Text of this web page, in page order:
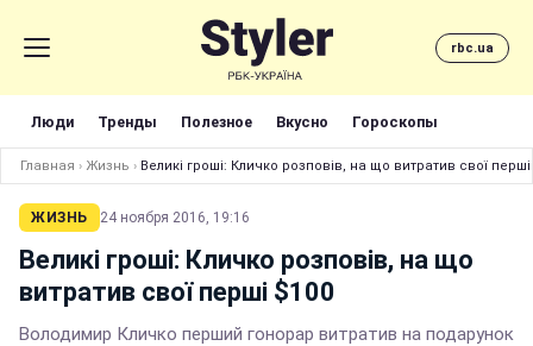
rbc.ua
Люди Тренды Полезное Вкусно Гороскопы
Главная › Жизнь › Великі гроші: Кличко розповів, на що витратив свої перші
ЖИЗНЬ 24 ноября 2016, 19:16
Великі гроші: Кличко розповів, на що
витратив свої перші $100
Володимир Кличко перший гонорар витратив на подарунок